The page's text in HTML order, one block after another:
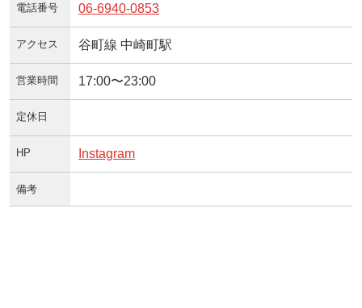
電話番号 06-6940-0853
アクセス 谷町線 中崎町駅
営業時間 17:00〜23:00
定休日
HP Instagram
備考